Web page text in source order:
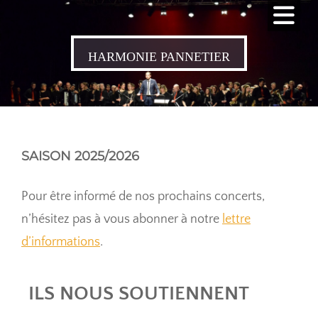
HARMONIE PANNETIER
SAISON 2025/2026
Pour être informé de nos prochains concerts,
n’hésitez pas à vous abonner à notre lettre
d’informations.
ILS NOUS SOUTIENNENT